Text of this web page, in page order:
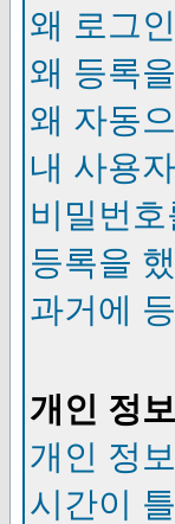
왜 로그
왜 등록
왜 자동
내 사용
비밀번
등록을
과거에
개인 정보
개인 정
시간이